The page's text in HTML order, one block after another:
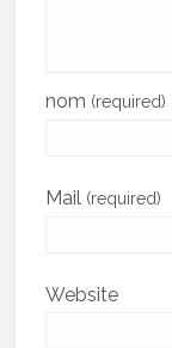
nom (required)
Mail (required)
Website